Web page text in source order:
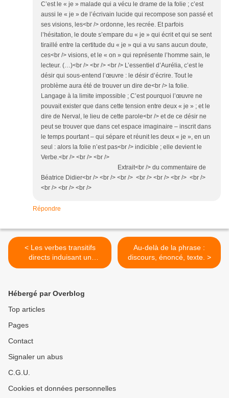
C’est le « je » malade qui a vécu le drame de la folie ; c’est
aussi le « je » de l’écrivain lucide qui recompose son passé et
ses visions, les<br /> ordonne, les recrée. Et parfois
l’hésitation, le doute s’empare du « je » qui écrit et qui se sent
tiraillé entre la certitude du « je » qui a vu sans aucun doute,
ces<br /> visions, et le « on » qui représente l’homme sain, le
lecteur. (…)<br /> <br /> <br /> L’essentiel d’Aurélia, c’est le
désir qui sous-entend l’œuvre : le désir d’écrire. Tout le
problème aura été de trouver un dire de<br /> la folie.
Langage à la limite impossible ; C’est pourquoi l’œuvre ne
pouvait exister que dans cette tension entre deux « je » ; et le
dire de Nerval, le lieu de cette parole<br /> et de ce désir ne
peut se trouver que dans cet espace imaginaire – inscrit dans
le temps pourtant – qui sépare et réunit les deux « je », en un
seul : alors la folie n’est pas<br /> indicible ; elle devient le
Verbe.<br /> <br /> <br />
Extrait<br /> du commentaire de
Béatrice Didier<br /> <br /> <br /> <br /> <br /> <br /> <br />
<br /> <br /> <br />
Répondre
< Les verbes transitifs
directs induisant un
marqueur d’infinitif
Au-delà de la phrase :
discours, énoncé, texte. >
Hébergé par Overblog
Top articles
Pages
Contact
Signaler un abus
C.G.U.
Cookies et données personnelles